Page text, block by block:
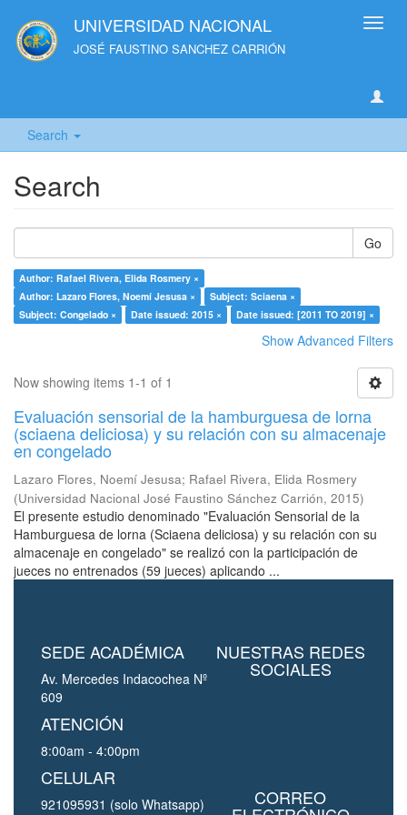
UNIVERSIDAD NACIONAL
JOSÉ FAUSTINO SANCHEZ CARRIÓN
Search
Search
Go
Author: Rafael Rivera, Elida Rosmery ×
Author: Lazaro Flores, Noemí Jesusa ×
Subject: Sciaena ×
Subject: Congelado ×
Date issued: 2015 × Date issued: [2011 TO 2019] ×
Show Advanced Filters
Now showing items 1-1 of 1
Evaluación sensorial de la hamburguesa de lorna
(sciaena deliciosa) y su relación con su almacenaje
en congelado
Lazaro Flores, Noemí Jesusa; Rafael Rivera, Elida Rosmery
(Universidad Nacional José Faustino Sánchez Carrión, 2015)
El presente estudio denominado "Evaluación Sensorial de la
Hamburguesa de lorna (Sciaena deliciosa) y su relación con su
almacenaje en congelado" se realizó con la participación de
jueces no entrenados (59 jueces) aplicando ...
SEDE ACADÉMICA
Av. Mercedes Indacochea Nº
609
ATENCIÓN
8:00am - 4:00pm
CELULAR
921095931 (solo Whatsapp)
NUESTRAS REDES
SOCIALES
CORREO